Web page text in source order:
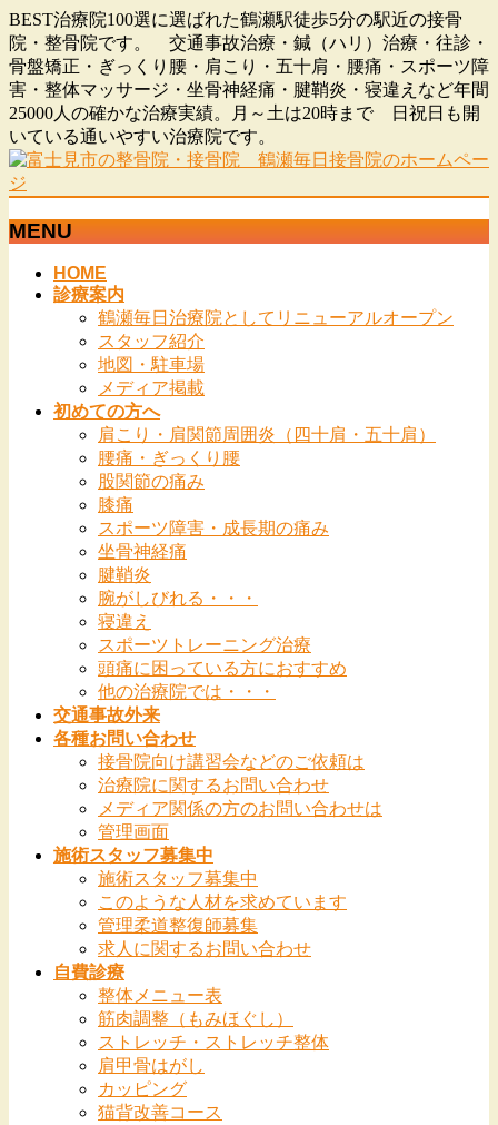
BEST治療院100選に選ばれた鶴瀬駅徒歩5分の駅近の接骨
院・整骨院です。 交通事故治療・鍼（ハリ）治療・往診・
骨盤矯正・ぎっくり腰・肩こり・五十肩・腰痛・スポーツ障
害・整体マッサージ・坐骨神経痛・腱鞘炎・寝違えなど年間
25000人の確かな治療実績。月～土は20時まで 日祝日も開
いている通いやすい治療院です。
MENU
HOME
診療案内
鶴瀬毎日治療院としてリニューアルオープン
スタッフ紹介
地図・駐車場
メディア掲載
初めての方へ
肩こり・肩関節周囲炎（四十肩・五十肩）
腰痛・ぎっくり腰
股関節の痛み
膝痛
スポーツ障害・成長期の痛み
坐骨神経痛
腱鞘炎
腕がしびれる・・・
寝違え
スポーツトレーニング治療
頭痛に困っている方におすすめ
他の治療院では・・・
交通事故外来
各種お問い合わせ
接骨院向け講習会などのご依頼は
治療院に関するお問い合わせ
メディア関係の方のお問い合わせは
管理画面
施術スタッフ募集中
施術スタッフ募集中
このような人材を求めています
管理柔道整復師募集
求人に関するお問い合わせ
自費診療
整体メニュー表
筋肉調整（もみほぐし）
ストレッチ・ストレッチ整体
肩甲骨はがし
カッピング
猫背改善コース